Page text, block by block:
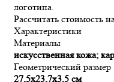
логотипа.
Рассчитать стоимость
Характеристики
Материалы
искусственная кожа;
Геометрический размер
27,5х23,7х3,5 см